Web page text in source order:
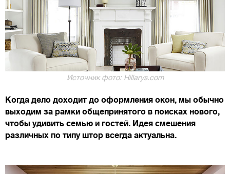
Источник фото: Hillarys.com
Когда дело доходит до оформления окон, мы обычно
выходим за рамки общепринятого в поисках нового,
чтобы удивить семью и гостей. Идея смешения
различных по типу штор всегда актуальна.